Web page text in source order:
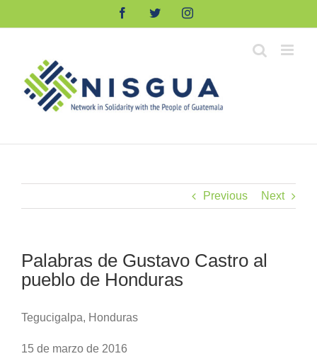
FacebookTwitterInstagram
Previous Next
Palabras de Gustavo Castro al
pueblo de Honduras
Tegucigalpa, Honduras
15 de marzo de 2016